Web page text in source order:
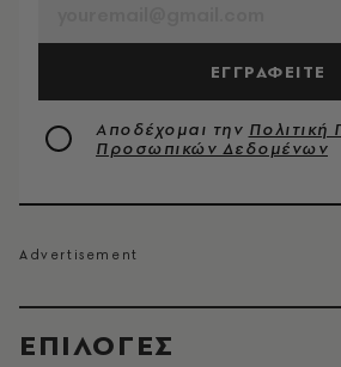
EΠΙΛΟΓΈΣ
ΕΓΓΡΑΦΕΙΤΕ
Αποδέχομαι την
Προσωπικών Δεδομένων